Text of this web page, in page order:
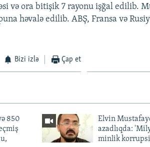
və ora bitişik 7 rayonu işğal edilib.
həvalə edilib. ABŞ, Fransa və
Bizi izlə Çap et
850
Elvin
azadlıqda:
minlik